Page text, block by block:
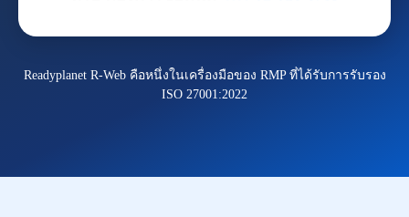
Readyplanet R-Web คือหนึ่งในเครื่องมือของ RMP ที่ได้รับการรับรอง
ISO 27001:2022